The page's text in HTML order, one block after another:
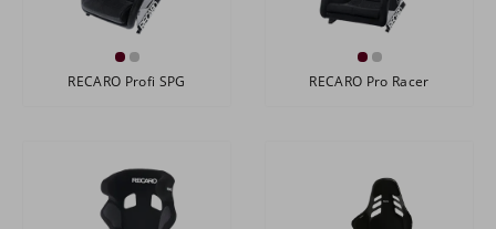
RECARO Profi SPG RECARO Pro Racer